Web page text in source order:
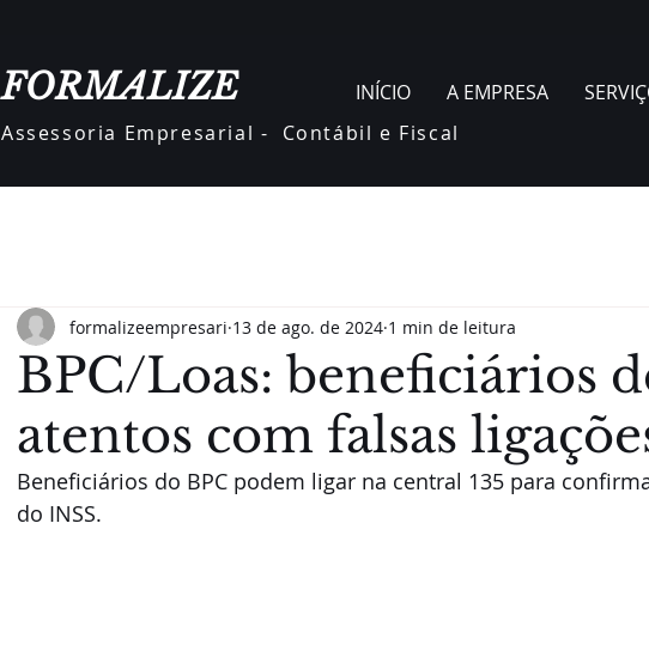
FORMALIZE INÍCIO A EMPRESA
Assessoria Empresarial - Contábil e Fiscal
BPC/Loas: beneficiários
atentos com falsas
formalizeempresari 13 de ago. de 2024 1 min de leitura
Beneficiários do BPC podem ligar na central 135 para
do INSS.